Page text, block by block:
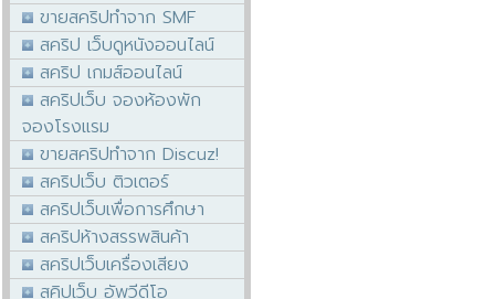
ขายสคริปทำจาก SMF
สคริป เว็บดูหนังออนไลน์
สคริป เกมส์ออนไลน์
สคริปเว็บ จองห้องพัก
จองโรงแรม
ขายสคริปทำจาก Discuz!
สคริปเว็บ ติวเตอร์
สคริปเว็บเพื่อการศึกษา
สคริปห้างสรรพสินค้า
สคริปเว็บเครื่องเสียง
สคิปเว็บ อัพวีดีโอ